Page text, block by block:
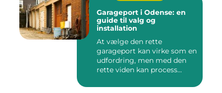
Garageport i Odense: en
guide til valg og
installation
At vælge den rette
garageport kan virke som en
udfordring, men med den
rette viden kan process...